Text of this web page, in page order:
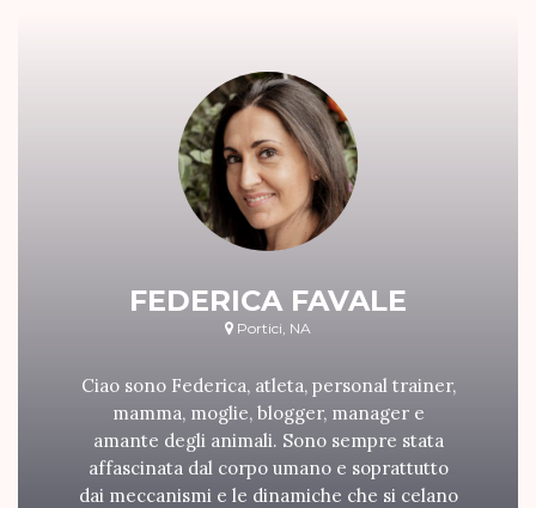
FEDERICA FAVALE
Portici, NA
Ciao sono Federica, atleta, personal trainer,
mamma, moglie, blogger, manager e
amante degli animali. Sono sempre stata
affascinata dal corpo umano e soprattutto
dai meccanismi e le dinamiche che si celano